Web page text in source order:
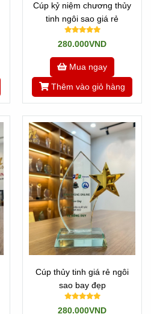
Cúp kỷ niệm chương thủy
tinh ngôi sao giá rẻ
280.000VND
Mua ngay
Thêm vào giỏ hàng
Cúp thủy tinh giá rẻ ngôi
sao bay đẹp
280.000VND